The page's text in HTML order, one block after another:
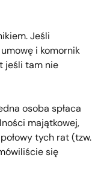
Jeśli
i komornik
jeśli tam nie
osoba spłaca
majątkowej,
tych rat (tzw.
się